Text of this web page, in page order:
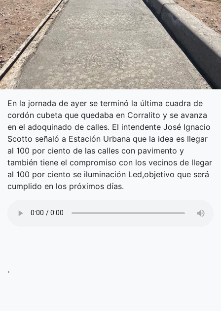
En la jornada de ayer se terminó la última cuadra de
cordón cubeta que quedaba en Corralito y se avanza
en el adoquinado de calles. El intendente José Ignacio
Scotto señaló a Estación Urbana que la idea es llegar
al 100 por ciento de las calles con pavimento y
también tiene el compromiso con los vecinos de llegar
al 100 por ciento se iluminación Led,objetivo que será
cumplido en los próximos días.
.